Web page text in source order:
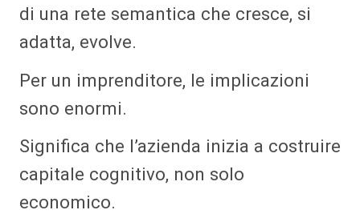
di una rete semantica che cresce, si
adatta, evolve.
Per un imprenditore, le implicazioni
sono enormi.
Significa che l’azienda inizia a costruire
capitale cognitivo, non solo
economico.